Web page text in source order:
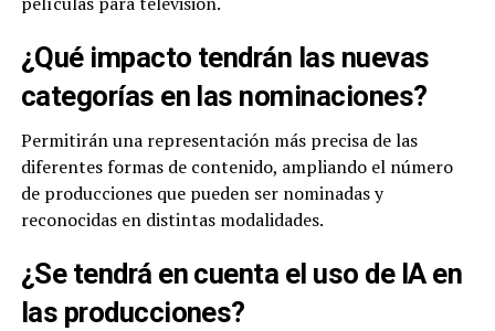
¿Qué impacto tendrán las nuevas
categorías en las nominaciones?
Permitirán una representación más precisa de las
diferentes formas de contenido, ampliando el número
de producciones que pueden ser nominadas y
reconocidas en distintas modalidades.
¿Se tendrá en cuenta el uso de IA en
las producciones?